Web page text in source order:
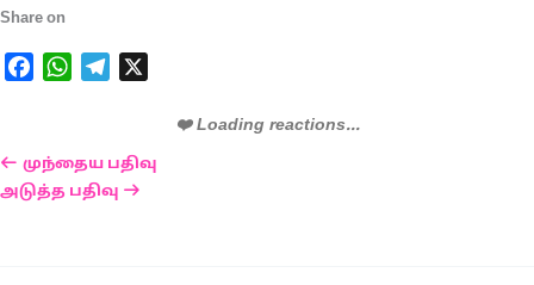
Share on
❤️ Loading reactions...
முந்தைய பதிவு
அடுத்த பதிவு